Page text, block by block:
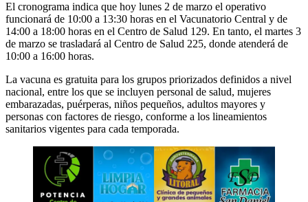
El cronograma indica que hoy lunes 2 de marzo el operativo
funcionará de 10:00 a 13:30 horas en el Vacunatorio Central y de
14:00 a 18:00 horas en el Centro de Salud 129. En tanto, el martes 3
de marzo se trasladará al Centro de Salud 225, donde atenderá de
10:00 a 16:00 horas.
La vacuna es gratuita para los grupos priorizados definidos a nivel
nacional, entre los que se incluyen personal de salud, mujeres
embarazadas, puérperas, niños pequeños, adultos mayores y
personas con factores de riesgo, conforme a los lineamientos
sanitarios vigentes para cada temporada.